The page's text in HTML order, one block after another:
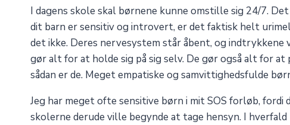
I dagens skole skal børnene kunne omstille sig 24/7.
dit barn er sensitiv og introvert, er det faktisk helt
det ikke. Deres nervesystem står åbent, og
gør alt for at holde sig på sig selv. De gør også alt for at
sådan er de. Meget empatiske og samvittighedsfulde
Jeg har meget ofte sensitive børn i mit SOS forløb,
skolerne derude ville begynde at tage hensyn. I